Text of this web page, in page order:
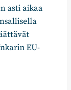
asti aikaa
EU-